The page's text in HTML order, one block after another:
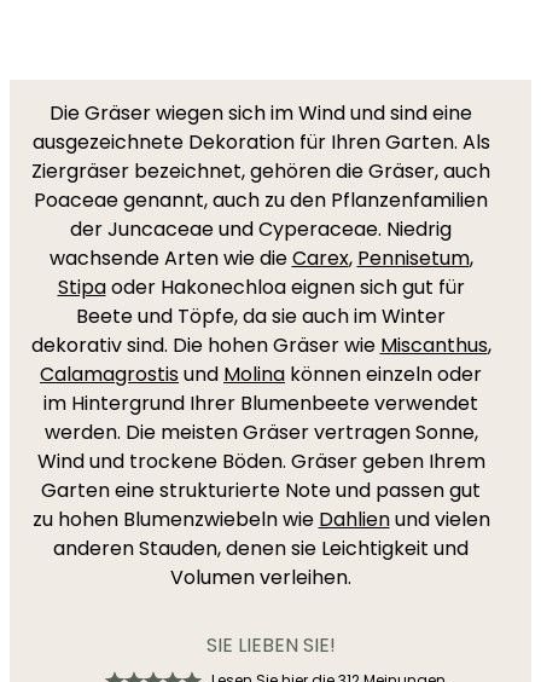
Die Gräser wiegen sich im Wind und sind eine
ausgezeichnete Dekoration für Ihren Garten. Als
Ziergräser bezeichnet, gehören die Gräser, auch
Poaceae genannt, auch zu den Pflanzenfamilien
der Juncaceae und Cyperaceae. Niedrig
wachsende Arten wie dieCarex, Pennisetum,
Stipaoder Hakonechloa eignen sich gut für
Beete und Töpfe, da sie auch im Winter
dekorativ sind. Die hohen Gräser wie Miscanthus,
Calamagrostisund Molina können einzeln oder
im Hintergrund Ihrer Blumenbeete verwendet
werden. Die meisten Gräser vertragen Sonne,
Wind und trockene Böden. Gräser geben Ihrem
Garten eine strukturierte Note und passen gut
zu hohen Blumenzwiebeln wie Dahlienund vielen
anderen Stauden, denen sie Leichtigkeit und
Volumen verleihen.
SIE LIEBEN SIE!